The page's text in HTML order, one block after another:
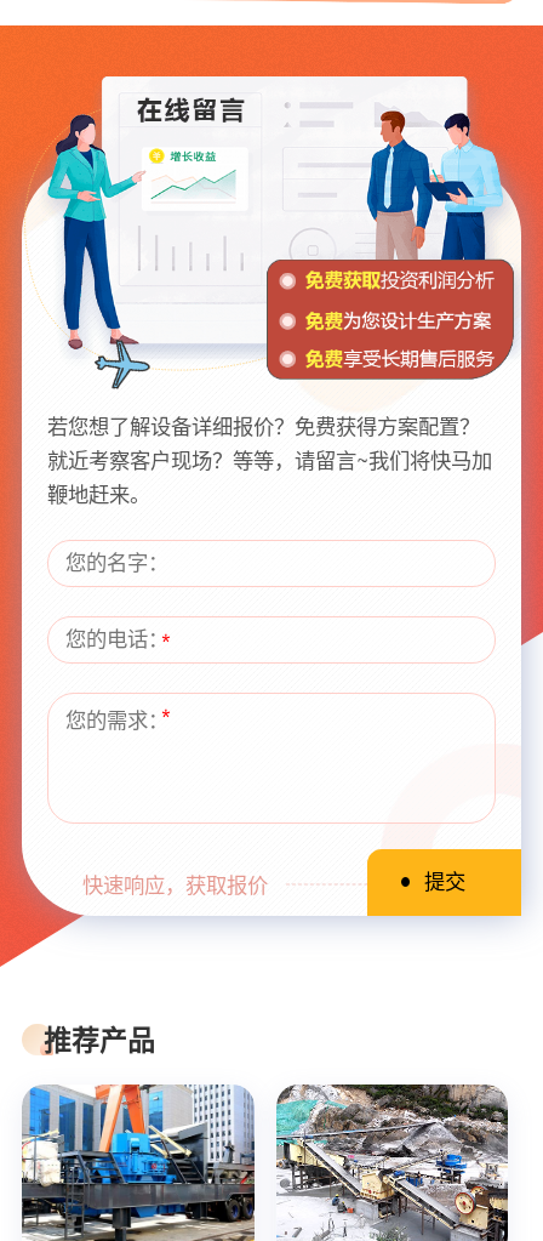
若您想了解设备详细报价？免费获得方案配置？
就近考察客户现场？等等，请留言~我们将快马加
鞭地赶来。
快速响应，获取报价
推荐产品